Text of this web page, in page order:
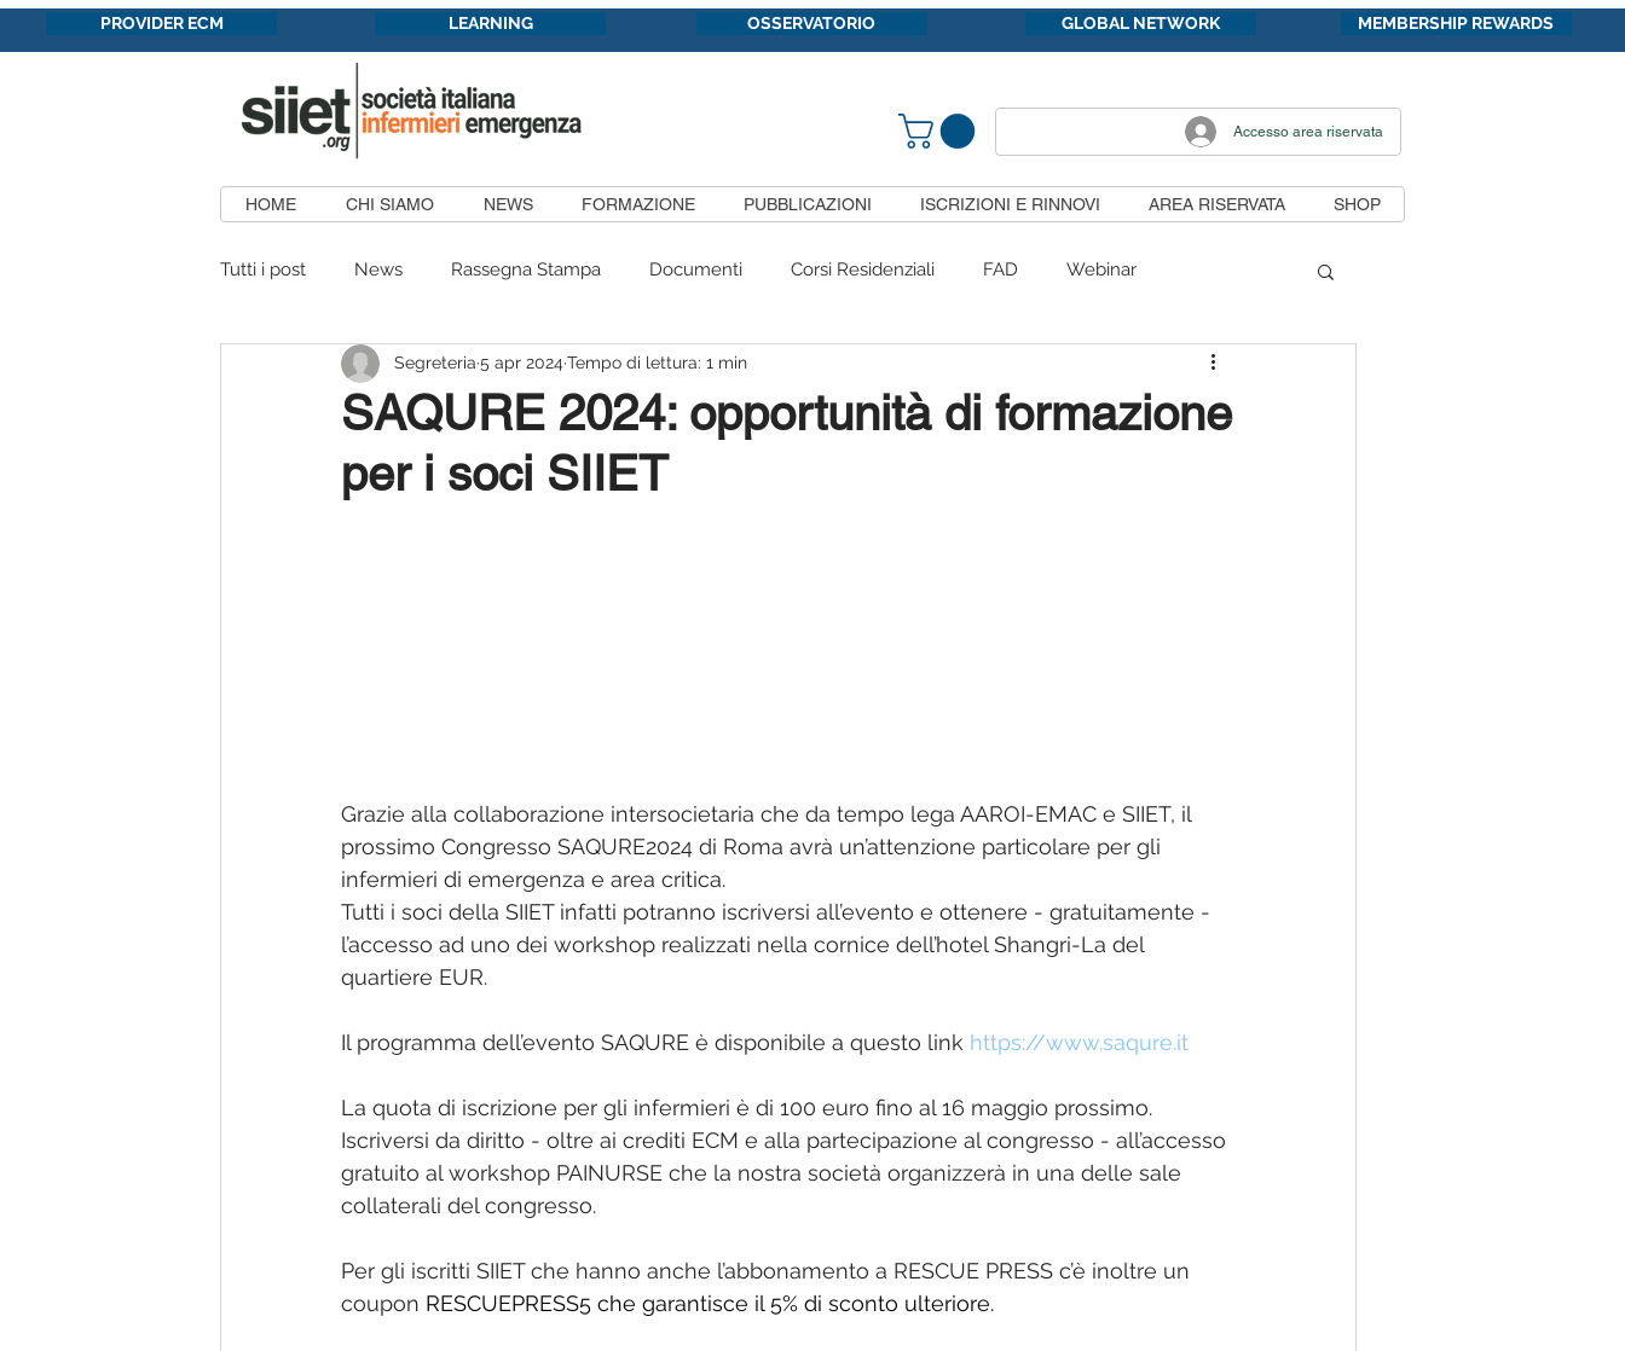
PROVIDER ECM LEARNING OSSERVATORIO GLOBAL NETWORK MEMBERSHIP REWARDS
Accesso area riservata
HOME CHI SIAMO NEWS FORMAZIONE PUBBLICAZIONI ISCRIZIONI E RINNOVI AREA RISERVATA SHOP
Tutti i post News Rassegna Stampa Documenti Corsi Residenziali FAD Webinar
Formazione in convenzione Congressi #siietpericittadini
Patrocini Concessi Aree Pubblicazioni
SAQURE 2024: opportunità di formazione
per i soci SIIET
Segreteria 5 apr 2024 Tempo di lettura: 1 min
Grazie alla collaborazione intersocietaria che da tempo lega AAROI-EMAC e SIIET, il
prossimo Congresso SAQURE2024 di Roma avrà un’attenzione particolare per gli
infermieri di emergenza e area critica.
Tutti i soci della SIIET infatti potranno iscriversi all’evento e ottenere - gratuitamente -
l’accesso ad uno dei workshop realizzati nella cornice dell’hotel Shangri-La del
quartiere EUR.
Il programma dell’evento SAQURE è disponibile a questo link https://www.saqure.it
La quota di iscrizione per gli infermieri è di 100 euro fino al 16 maggio prossimo.
Iscriversi da diritto - oltre ai crediti ECM e alla partecipazione al congresso - all’accesso
gratuito al workshop PAINURSE che la nostra società organizzerà in una delle sale
collaterali del congresso.
Per gli iscritti SIIET che hanno anche l’abbonamento a RESCUE PRESS c’è inoltre un
coupon RESCUEPRESS5 che garantisce il 5% di sconto ulteriore.